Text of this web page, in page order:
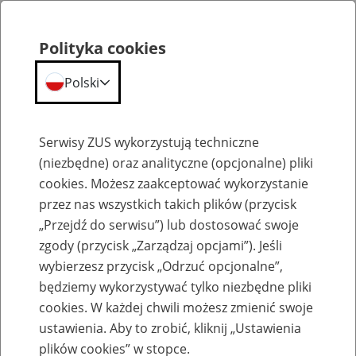
Emerytury
Baza zlikwidowanych lub
przekształconych zakładów pracy
Polityka cookies
Polski
Serwisy ZUS wykorzystują techniczne
(niezbędne) oraz analityczne (opcjonalne) pliki
cookies. Możesz zaakceptować wykorzystanie
przez nas wszystkich takich plików (przycisk
„Przejdź do serwisu”) lub dostosować swoje
zgody (przycisk „Zarządzaj opcjami”). Jeśli
wybierzesz przycisk „Odrzuć opcjonalne”,
będziemy wykorzystywać tylko niezbędne pliki
cookies. W każdej chwili możesz zmienić swoje
ustawienia. Aby to zrobić, kliknij „Ustawienia
plików cookies” w stopce.